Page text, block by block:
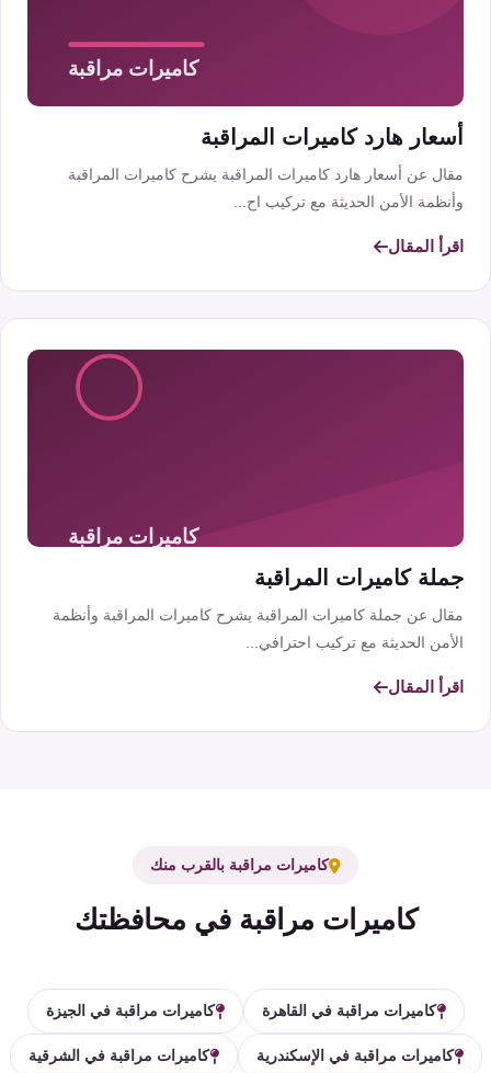
أسعار هارد كاميرات المراقبة
مقال عن أسعار هارد كاميرات المراقبة يشرح كاميرات المراقبة
وأنظمة الأمن الحديثة مع تركيب اح...
اقرأ المقال
جملة كاميرات المراقبة
مقال عن جملة كاميرات المراقبة يشرح كاميرات المراقبة وأنظمة
الأمن الحديثة مع تركيب احترافي...
اقرأ المقال
كاميرات مراقبة بالقرب منك
كاميرات مراقبة في محافظتك
كاميرات مراقبة في القاهرة كاميرات مراقبة في الجيزة
كاميرات مراقبة في الإسكندرية كاميرات مراقبة في الشرقية